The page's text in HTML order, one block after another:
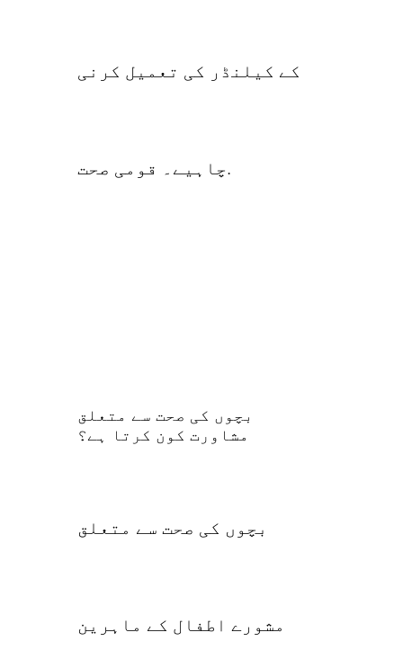
کے کیلنڈر کی تعمیل کرنی
چاہیے۔ قومی صحت.
بچوں کی صحت سے متعلق
مشاورت کون کرتا ہے؟
بچوں کی صحت سے متعلق
مشورے اطفال کے ماہرین